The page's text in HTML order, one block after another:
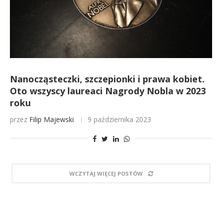
Nanocząsteczki, szczepionki i prawa kobiet.
Oto wszyscy laureaci Nagrody Nobla w 2023
roku
przez Filip Majewski 9 października 2023
WCZYTAJ WIĘCEJ POSTÓW